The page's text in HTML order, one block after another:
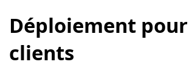
Déploiement pour
clients